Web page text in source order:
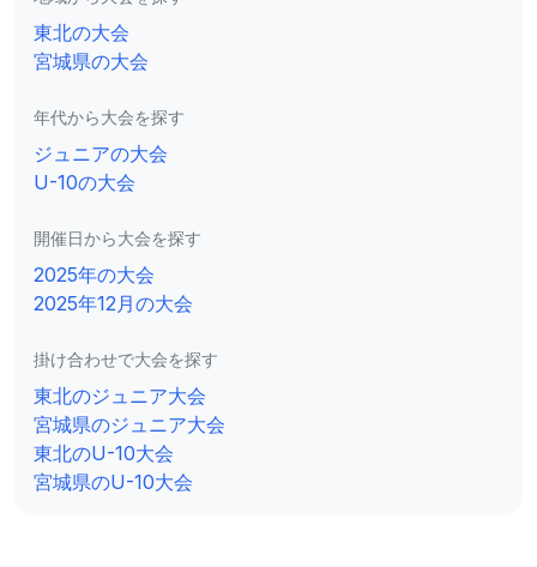
東北の大会
宮城県の大会
年代から大会を探す
ジュニアの大会
U-10の大会
開催日から大会を探す
2025年の大会
2025年12月の大会
掛け合わせで大会を探す
東北のジュニア大会
宮城県のジュニア大会
東北のU-10大会
宮城県のU-10大会